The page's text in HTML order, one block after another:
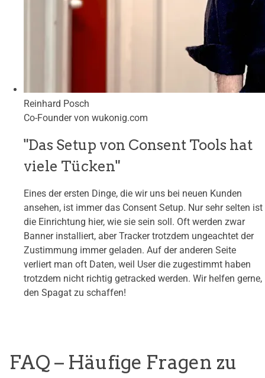
Reinhard Posch
Co-Founder von wukonig.com
"Das Setup von Consent Tools hat
viele Tücken"
Eines der ersten Dinge, die wir uns bei neuen Kunden
ansehen, ist immer das Consent Setup. Nur sehr selten ist
die Einrichtung hier, wie sie sein soll. Oft werden zwar
Banner installiert, aber Tracker trotzdem ungeachtet der
Zustimmung immer geladen. Auf der anderen Seite
verliert man oft Daten, weil User die zugestimmt haben
trotzdem nicht richtig getracked werden. Wir helfen gerne,
den Spagat zu schaffen!
FAQ – Häufige Fragen zu